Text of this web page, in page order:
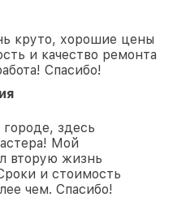
круто, хорошие цены
и качество ремонта
Спасибо!
здесь
Мой
вторую жизнь
и стоимость
чем. Спасибо!